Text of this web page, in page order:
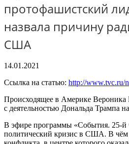
протофашистский
назвала причину
США
14.01.2021
Ссылка на статью: http://www.tvc.ru/
Происходящее в Америке Вероника
с деятельностью Дональда Трампа
В эфире программы «События. 25-й
политический кризис в США. В чём